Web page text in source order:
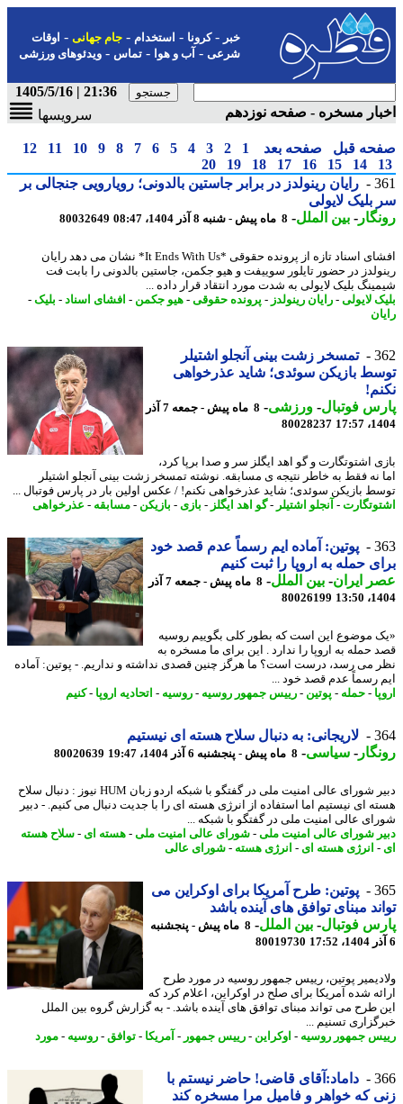
-کرونا-استخدام- جام جهانی-اوقات
شرعی-آب و هوا-تماس-ویدئوهای ورزشی
21:36 | 1405/5/16
مسخره - صفحه نوزدهم
سرویسها
قبل صفحه بعد 1
2
3
4
5
6
7
8
9
10
11
12
14
15
16
17
18
19
20
رایان رینولدز در برابر جاستین بالدونی؛ رویارویی جنجالی بر
لایولی
-بین الملل-8 ماه پیش - شنبه 8 آذر 1404، 08:47 80032649
افشای اسناد تازه از پرونده حقوقی *It Ends With Us* نشان می دهد رایان
در حضور تایلور سوییفت و هیو جکمن، جاستین بالدونی را بابت فت
بلیک لایولی به شدت مورد انتقاد قرار داده ...
لایولی-رایان رینولدز-پرونده حقوقی-هیو جکمن-افشای اسناد-بلیک -
تمسخر زشت بینی آنجلو اشتیلر
بازیکن سوئدی؛ شاید عذرخواهی
فوتبال-ورزشی-
8 ماه پیش - جمعه 7 آذر
80028237
اشتوتگارت و گو اهد ایگلز سر و صدا برپا کرد،
نه فقط به خاطر نتیجه ی مسابقه. نوشته تمسخر زشت بینی آنجلو اشتیلر
بازیکن سوئدی؛ شاید عذرخواهی نکنم! / عکس اولین بار در پارس فوتبال ...
- آنجلو اشتیلر-گو اهد ایگلز -بازی - بازیکن -مسابقه-عذرخواهی
پوتین: آماده ایم رسماً عدم قصد خود
حمله به اروپا را ثبت کنیم
ایران- بین الملل-
8 ماه پیش - جمعه 7 آذر
80026199
موضوع این است که بطور کلی بگوییم روسیه
حمله به اروپا را ندارد . این برای ما مسخره به
می رسد، درست است؟ ما هرگز چنین قصدی نداشته و نداریم. - پوتین: آماده
رسماً عدم قصد خود ...
- حمله-پوتین-رییس جمهور روسیه-روسیه-اتحادیه اروپا - کنیم
لاریجانی: به دنبال سلاح هسته ای نیستیم
-سیاسی-8 ماه پیش - پنجشنبه 6 آذر 1404، 19:47 80020639
دبیر شورای عالی امنیت ملی در گفتگو با شبکه اردو زبان HUM نیوز : دنبال سلاح
ای نیستیم اما استفاده از انرژی هسته ای را با جدیت دنبال می کنیم. - دبیر
عالی امنیت ملی در گفتگو با شبکه ...
شورای عالی امنیت ملی -شورای عالی امنیت ملی -هسته ای- سلاح هسته
انرژی هسته ای- انرژی هسته-شورای عالی
پوتین: طرح آمریکا برای اوکراین می
مبنای توافق های آینده باشد
فوتبال-بین الملل- 8 ماه پیش - پنجشنبه
80019730
پوتین، رییس جمهور روسیه در مورد طرح
شده آمریکا برای صلح در اوکراین، اعلام کرد که
طرح می تواند مبنای توافق های آینده باشد. - به گزارش گروه بین الملل
تسنیم ...
جمهور روسیه-اوکراین- رییس جمهور-آمریکا- توافق-روسیه-مورد
داماد:آقای قاضی! حاضر نیستم با
که خواهر و فامیل مرا مسخره کند